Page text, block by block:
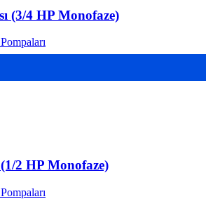
(3/4 HP Monofaze)
2 HP Monofaze)